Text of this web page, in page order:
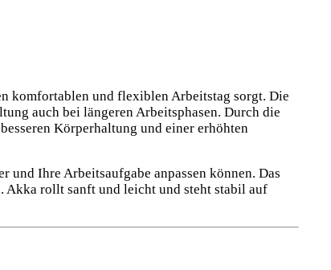
komfortablen und flexiblen Arbeitstag sorgt. Die
auch bei längeren Arbeitsphasen. Durch die
Körperhaltung und einer erhöhten
und Ihre Arbeitsaufgabe anpassen können. Das
Akka rollt sanft und leicht und steht stabil auf